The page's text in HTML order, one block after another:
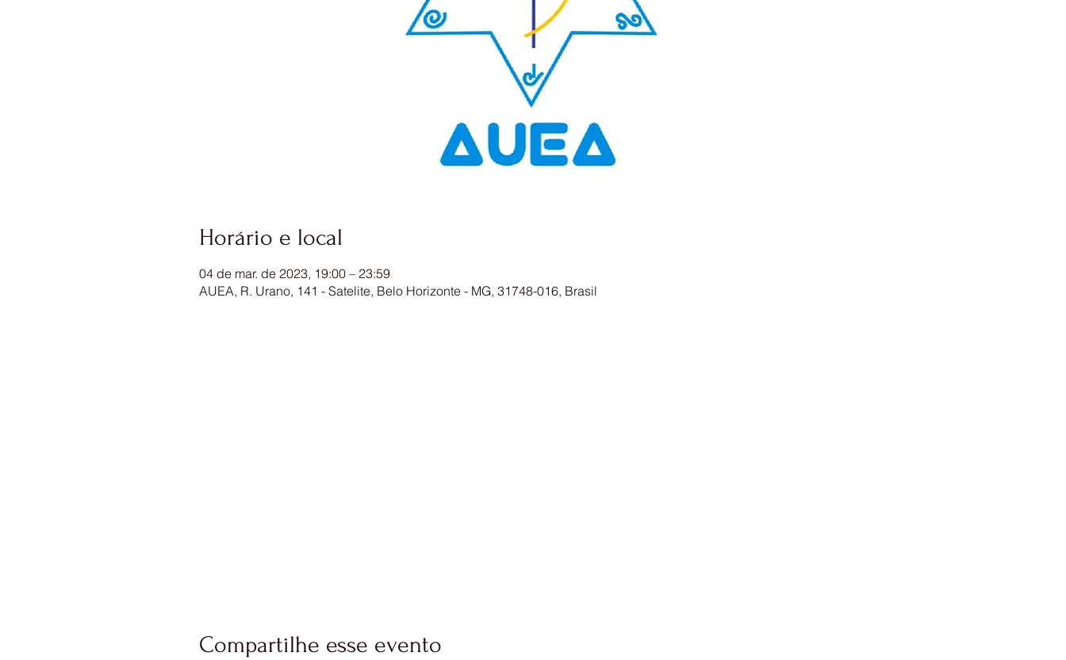
Horário e local
04 de mar. de 2023, 19:00 – 23:59
AUEA, R. Urano, 141 - Satelite, Belo Horizonte - MG, 31748-016, Brasil
Compartilhe esse evento